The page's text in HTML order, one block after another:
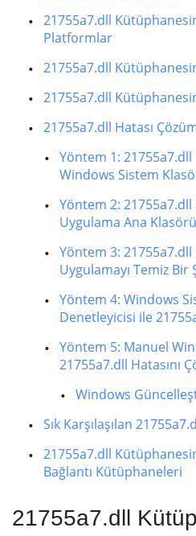
21755a7.dll
Platformlar
21755a7.dll
21755a7.dll
21755a7.dll Hatası
Yöntem 1:
Windows Sistem
Yöntem 2:
Uygulama Ana
Yöntem 3: 21755a7.dll
Uygulamayı Temiz
Yöntem 4: Windows
Denetleyicisi ile
Yöntem 5: Manuel
21755a7.dll Hatasını
Windows
Sık Karşılaşılan
21755a7.dll
Bağlantı Kütüphaneleri
21755a7.dll